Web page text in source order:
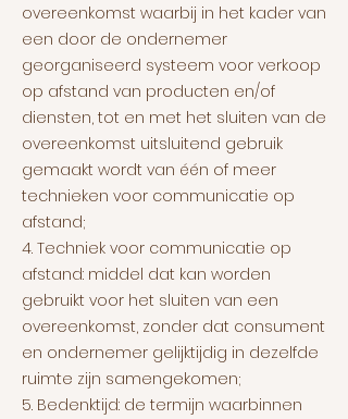
overeenkomst waarbij in het kader van
een door de ondernemer
georganiseerd systeem voor verkoop
op afstand van producten en/of
diensten, tot en met het sluiten van de
overeenkomst uitsluitend gebruik
gemaakt wordt van één of meer
technieken voor communicatie op
afstand;
4. Techniek voor communicatie op
afstand: middel dat kan worden
gebruikt voor het sluiten van een
overeenkomst, zonder dat consument
en ondernemer gelijktijdig in dezelfde
ruimte zijn samengekomen;
5. Bedenktijd: de termijn waarbinnen